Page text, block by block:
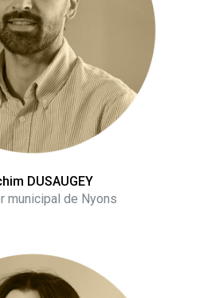
DUSAUGEY
municipal de Nyons